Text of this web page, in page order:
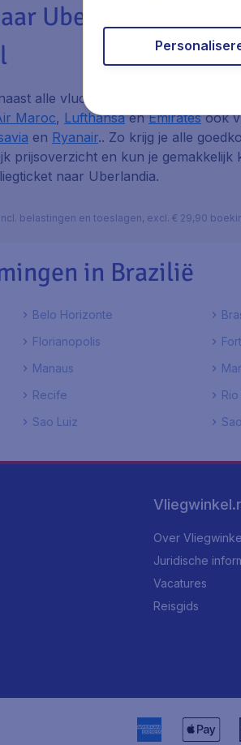
Uberlandia
alle vluchten van de grote
Maroc, LufthansaenEmiratesook
en Ryanair.. Zo krijg je alle
prijsoverzicht en kun je gemakkelijk
naar Uberlandia.
belastingen en toeslagen, excl. € 29,90
in Brazilië
Belo Horizonte
Florianopolis
Manaus
Recife
Sao Luiz
Over
Juridische
Vacatures
Reisgids